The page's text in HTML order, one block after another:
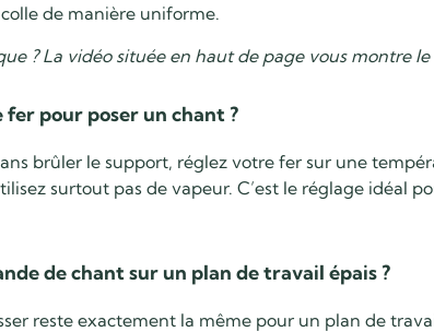
de manière uniforme.
? La vidéo située en haut de page vous montre
pour poser un chant ?
brûler le support, réglez votre fer sur une
surtout pas de vapeur. C’est le réglage idéal
de chant sur un plan de travail épais ?
reste exactement la même pour un plan de